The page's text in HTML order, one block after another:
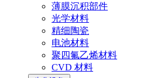
薄膜沉积部件
光学材料
精细陶瓷
电池材料
聚四氟乙烯材料
CVD 材料